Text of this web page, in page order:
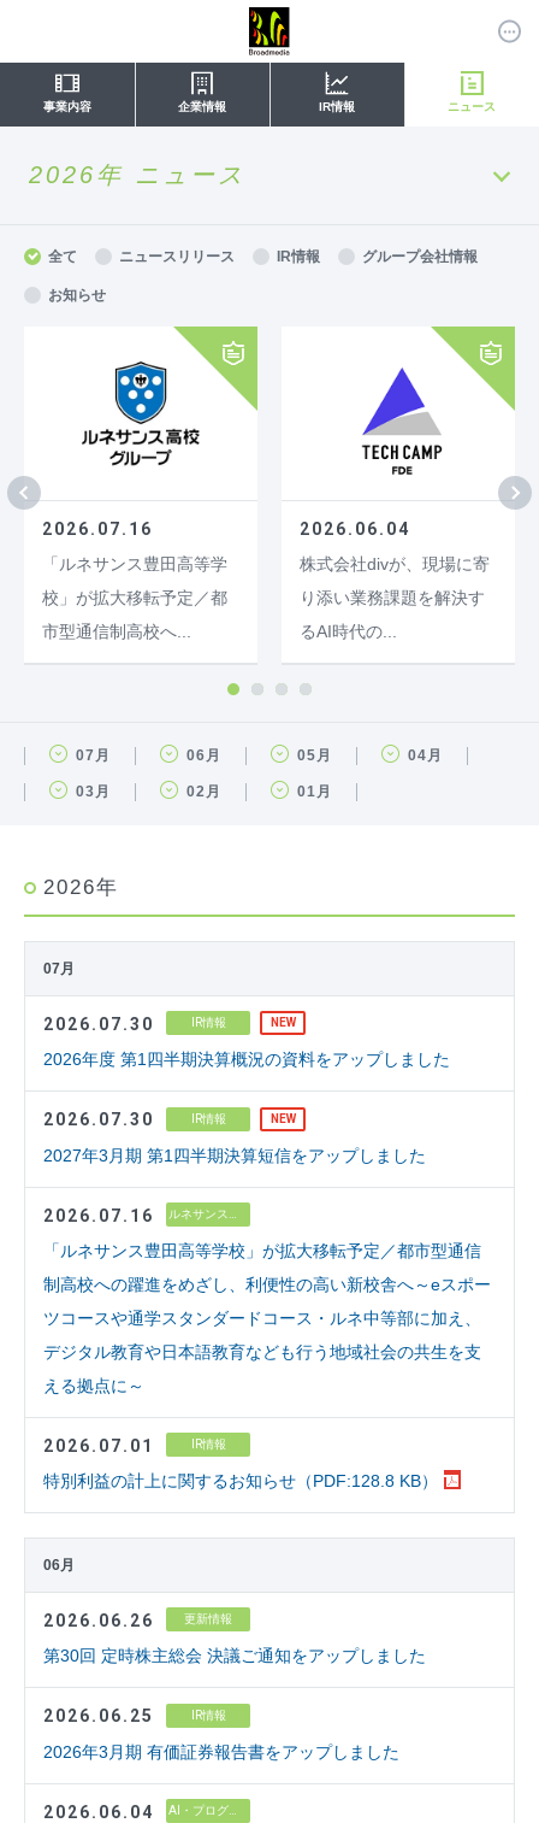
事業内容 企業情報 IR情報 ニュース
2026年 ニュース
全て ニュースリリース IR情報 グループ会社情報
お知らせ
2026.07.16
「ルネサンス豊田高等学
校」が拡大移転予定／都
市型通信制高校へ...
2026.06.04
株式会社divが、現場に寄
り添い業務課題を解決す
るAI時代の...
07月 06月 05月 04月
03月 02月 01月
2026年
07月
2026.07.30 IR情報 NEW
2026年度 第1四半期決算概況の資料をアップしました
2026.07.30 IR情報 NEW
2027年3月期 第1四半期決算短信をアップしました
2026.07.16
「ルネサンス豊田高等学校」が拡大移転予定／都市型通信
制高校への躍進をめざし、利便性の高い新校舎へ～eスポー
ツコースや通学スタンダードコース・ルネ中等部に加え、
デジタル教育や日本語教育なども行う地域社会の共生を支
える拠点に～
2026.07.01 IR情報
特別利益の計上に関するお知らせ（PDF:128.8 KB）
06月
2026.06.26 更新情報
第30回 定時株主総会 決議ご通知をアップしました
2026.06.25 IR情報
2026年3月期 有価証券報告書をアップしました
2026.06.04